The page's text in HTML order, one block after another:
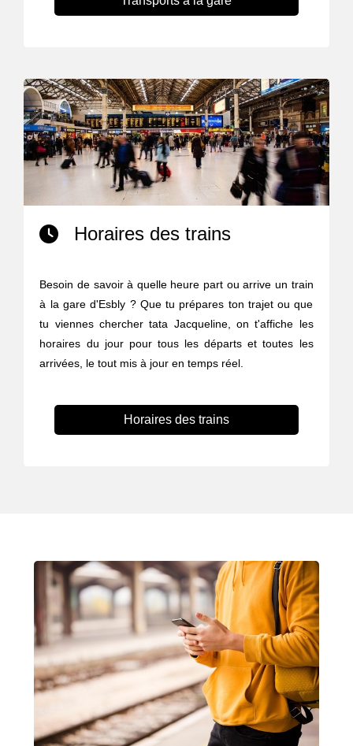
Horaires des trains
Besoin de savoir à quelle heure part ou arrive un train
à la gare d'Esbly ? Que tu prépares ton trajet ou que
tu viennes chercher tata Jacqueline, on t'affiche les
horaires du jour pour tous les départs et toutes les
arrivées, le tout mis à jour en temps réel.
Horaires des trains